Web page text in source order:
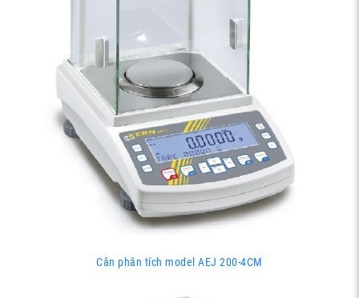
Cân phân tích model AEJ 200-4CM